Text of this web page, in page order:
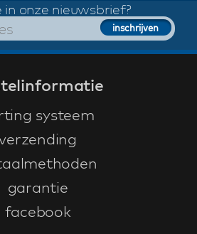
in onze nieuwsbrief?
systeem
garantie
facebook